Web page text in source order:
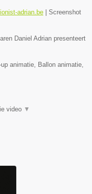
adrian.be
Screenshot
Daniel Adrian presenteert
animatie, Ballon animatie,
video ▼